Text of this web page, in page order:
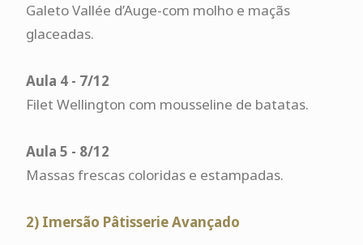
Galeto Vallée d’Auge-com molho e maçãs
glaceadas.
Aula 4 - 7/12
Filet Wellington com mousseline de batatas.
Aula 5 - 8/12
Massas frescas coloridas e estampadas.
2) Imersão Pâtisserie Avançado